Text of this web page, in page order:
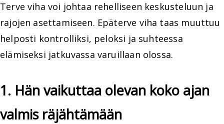
Terve viha voi johtaa rehelliseen keskusteluun ja
rajojen asettamiseen. Epäterve viha taas muuttuu
helposti kontrolliksi, peloksi ja suhteessa
elämiseksi jatkuvassa varuillaan olossa.
1. Hän vaikuttaa olevan koko ajan
valmis räjähtämään